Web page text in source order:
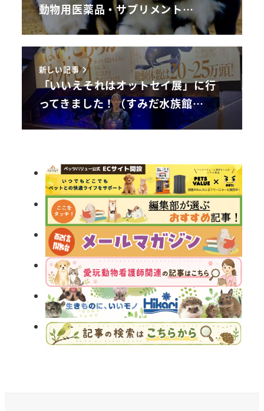
動物用医薬品・サプリメント…
新しい記事
「いいえそれはオットセイ展」に行
ってきました！（すみだ水族館…